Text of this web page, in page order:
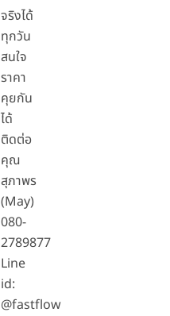
จริงได้
ทุกวัน
สนใจ
ราคา
คุยกัน
ได้
ติดต่อ
คุณ
สุภาพร
(May)
080-
2789877
Line
id:
@fastflow